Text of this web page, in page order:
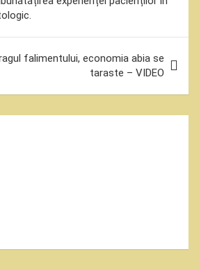
falimentului, economia abia se
taraste – VIDEO